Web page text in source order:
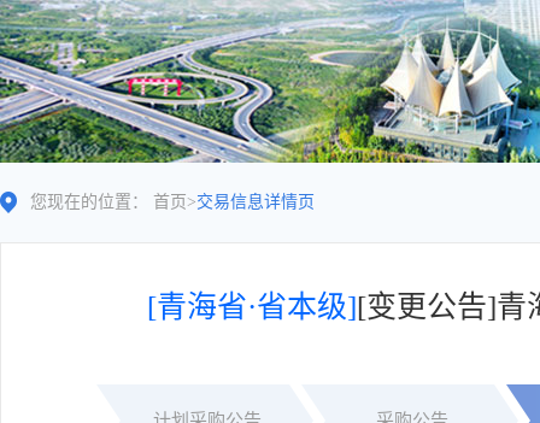
您现在的位置： 首页 >交易信息详情页
[青海省·省本级][变更公告]青